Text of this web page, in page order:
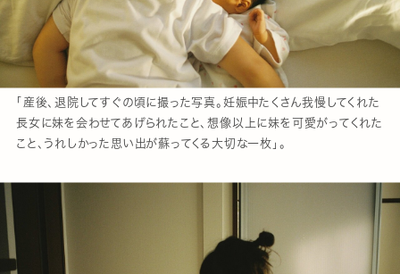
「産後、退院してすぐの頃に撮った写真。妊娠中たくさん我慢してくれた
長女に妹を会わせてあげられたこと、想像以上に妹を可愛がってくれた
こと、うれしかった思い出が蘇ってくる大切な一枚」。